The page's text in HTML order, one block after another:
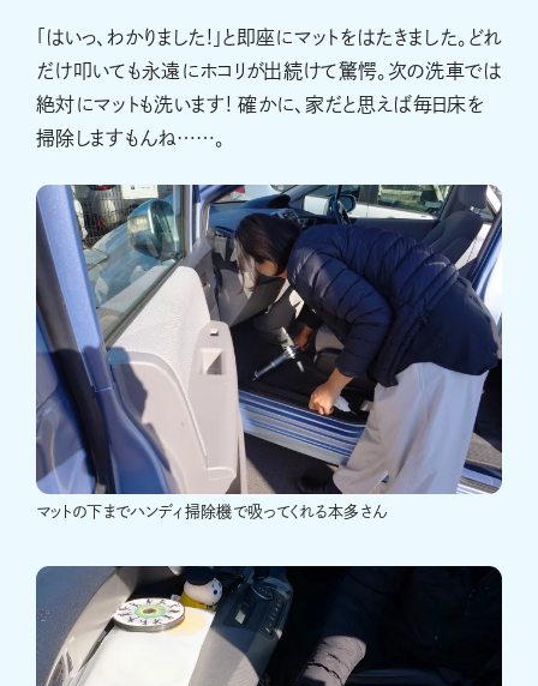
「はいっ、わかりました!」と即座にマットをはたきました。どれ
だけ叩いても永遠にホコリが出続けて驚愕。次の洗車では
絶対にマットも洗います! 確かに、家だと思えば毎日床を
掃除しますもんね……。
マットの下までハンディ掃除機で吸ってくれる本多さん